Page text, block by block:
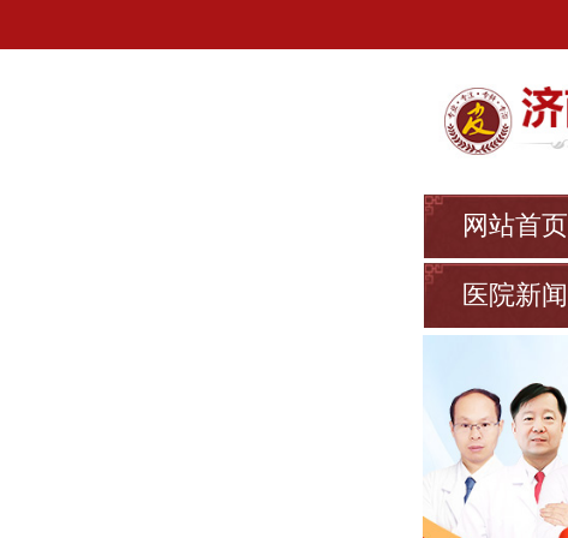
网站首页
医院新闻